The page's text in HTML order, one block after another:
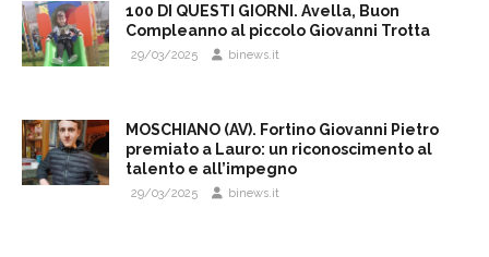
100 DI QUESTI GIORNI. Avella, Buon
Compleanno al piccolo Giovanni Trotta
29/03/2025 binews.it
MOSCHIANO (AV). Fortino Giovanni Pietro
premiato a Lauro: un riconoscimento al
talento e all’impegno
29/03/2025 binews.it